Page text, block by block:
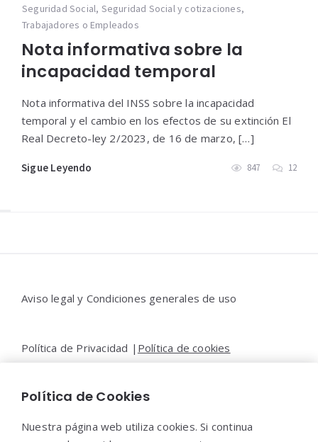
Seguridad Social, Seguridad Social y cotizaciones,
Trabajadores o Empleados
Nota informativa sobre la
incapacidad temporal
Nota informativa del INSS sobre la incapacidad
temporal y el cambio en los efectos de su extinción El
Real Decreto-ley 2/2023, de 16 de marzo, […]
Sigue Leyendo 847 12
Aviso legal y Condiciones generales de uso
Política de Privacidad | Política de cookies
Contacto |Moya&Emery
Política de Cookies
Nuestra página web utiliza cookies. Si continua